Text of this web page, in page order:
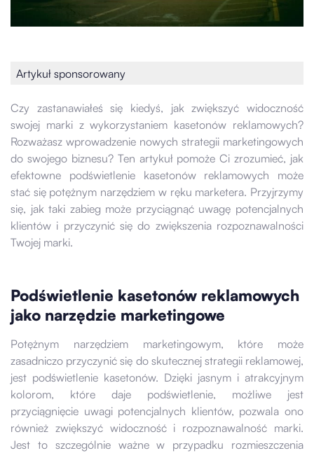
Artykuł sponsorowany
Czy zastanawiałeś się kiedyś, jak zwiększyć widoczność
swojej marki z wykorzystaniem kasetonów reklamowych?
Rozważasz wprowadzenie nowych strategii marketingowych
do swojego biznesu? Ten artykuł pomoże Ci zrozumieć, jak
efektowne podświetlenie kasetonów reklamowych może
stać się potężnym narzędziem w ręku marketera. Przyjrzymy
się, jak taki zabieg może przyciągnąć uwagę potencjalnych
klientów i przyczynić się do zwiększenia rozpoznawalności
Twojej marki.
Podświetlenie kasetonów reklamowych
jako narzędzie marketingowe
Potężnym narzędziem marketingowym, które może
zasadniczo przyczynić się do skutecznej strategii reklamowej,
jest podświetlenie kasetonów. Dzięki jasnym i atrakcyjnym
kolorom, które daje podświetlenie, możliwe jest
przyciągnięcie uwagi potencjalnych klientów, pozwala ono
również zwiększyć widoczność i rozpoznawalność marki.
Jest to szczególnie ważne w przypadku rozmieszczenia